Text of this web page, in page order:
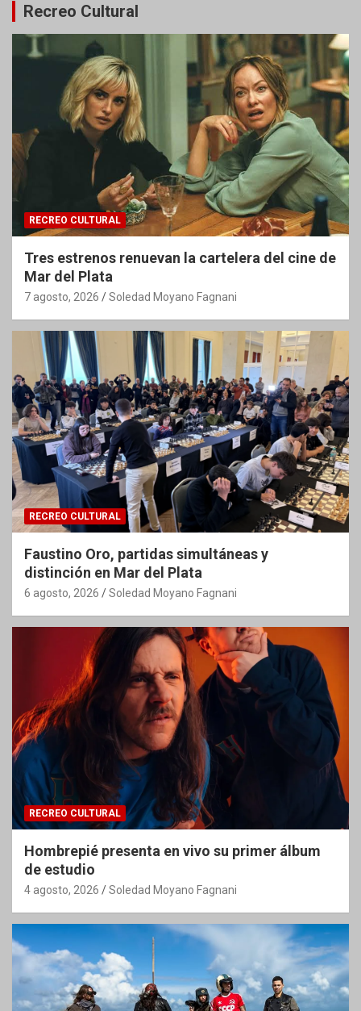
Recreo Cultural
RECREO CULTURAL
Tres estrenos renuevan la cartelera del cine de
Mar del Plata
7 agosto, 2026 Soledad Moyano Fagnani
RECREO CULTURAL
Faustino Oro, partidas simultáneas y
distinción en Mar del Plata
6 agosto, 2026 Soledad Moyano Fagnani
RECREO CULTURAL
Hombrepié presenta en vivo su primer álbum
de estudio
4 agosto, 2026 Soledad Moyano Fagnani